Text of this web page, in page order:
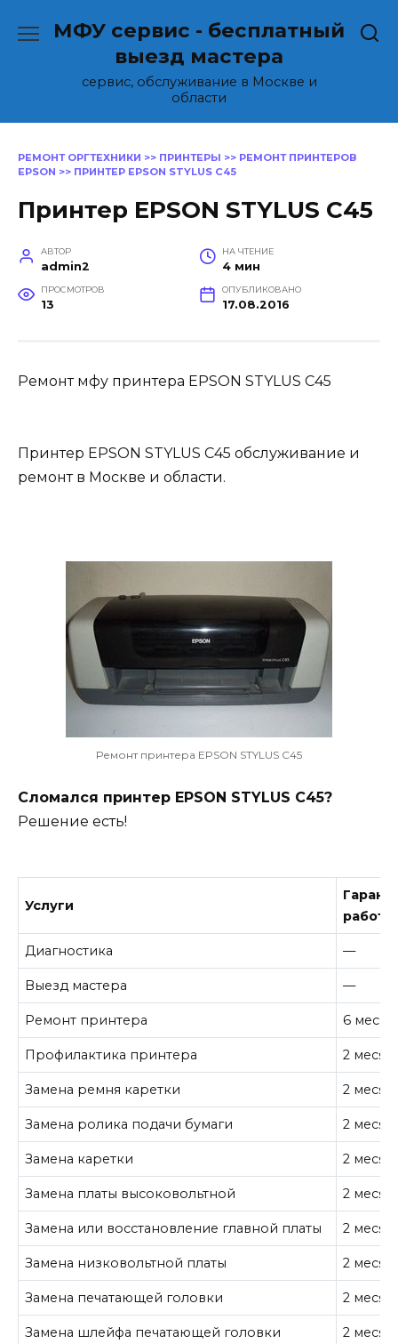
МФУ сервис - бесплатный
выезд мастера
сервис, обслуживание в Москве и
области
РЕМОНТ ОРГТЕХНИКИ >> ПРИНТЕРЫ >> РЕМОНТ ПРИНТЕРОВ
EPSON >> ПРИНТЕР EPSON STYLUS C45
Принтер EPSON STYLUS C45
АВТОР
admin2
НА ЧТЕНИЕ
4 мин
ПРОСМОТРОВ
13
ОПУБЛИКОВАНО
17.08.2016
Ремонт мфу принтера EPSON STYLUS C45
Принтер EPSON STYLUS C45 обслуживание и
ремонт в Москве и области.
Ремонт принтера EPSON STYLUS C45
Сломался принтер EPSON STYLUS C45?
Решение есть!
Услуги
работу
Диагностика —
Выезд мастера —
Ремонт принтера 6
Профилактика принтера 2
Замена ремня каретки 2
Замена ролика подачи бумаги 2
Замена каретки 2
Замена платы высоковольтной 2
Замена или восстановление главной платы 2
Замена низковольтной платы 2
Замена печатающей головки 2
Замена шлейфа печатающей головки 2